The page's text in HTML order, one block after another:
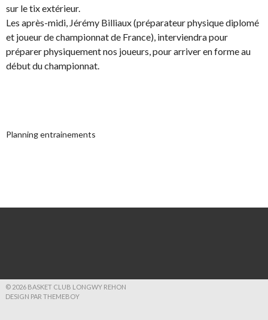
sur le tix extérieur.
Les après-midi, Jérémy Billiaux (préparateur physique diplomé
et joueur de championnat de France), interviendra pour
préparer physiquement nos joueurs, pour arriver en forme au
début du championnat.
Planning entrainements
© 2026 BASKET CLUB LONGWY REHON
DESIGN PAR THEMEBOY